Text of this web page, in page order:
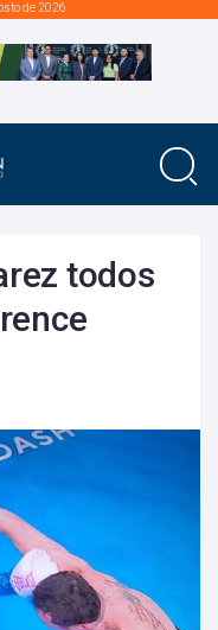
de 2026
todos